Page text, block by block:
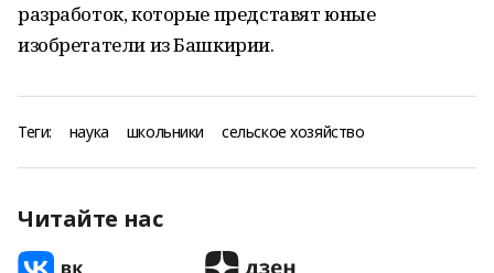
разработок, которые представят юные
изобретатели из Башкирии.
Теги: наука школьники сельское хозяйство
Читайте нас